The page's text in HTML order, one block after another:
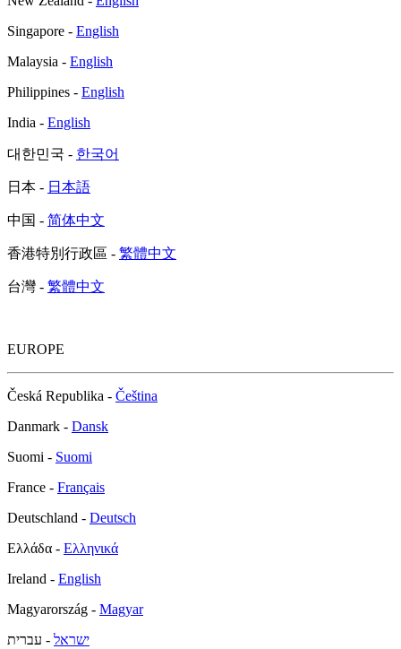
Singapore - English
Malaysia - English
Philippines - English
India - English
대한민국 - 한국어
日本 - 日本語
中国 - 简体中文
香港特別行政區 - 繁體中文
台灣 - 繁體中文
EUROPE
Česká Republika - Čeština
Danmark - Dansk
Suomi - Suomi
France - Français
Deutschland - Deutsch
Ελλάδα - Ελληνικά
Ireland - English
Magyarország - Magyar
ישראל - עברית